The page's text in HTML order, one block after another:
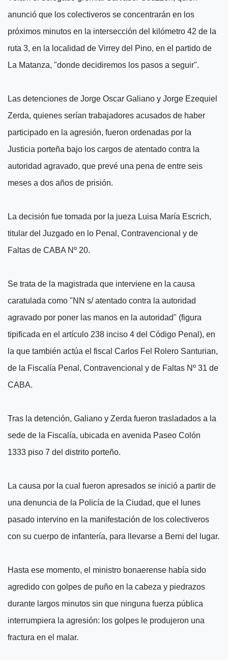
anunció que los colectiveros se concentrarán en los
próximos minutos en la intersección del kilómetro 42 de la
ruta 3, en la localidad de Virrey del Pino, en el partido de
La Matanza, "donde decidiremos los pasos a seguir".
Las detenciones de Jorge Oscar Galiano y Jorge Ezequiel
Zerda, quienes serían trabajadores acusados de haber
participado en la agresión, fueron ordenadas por la
Justicia porteña bajo los cargos de atentado contra la
autoridad agravado, que prevé una pena de entre seis
meses a dos años de prisión.
La decisión fue tomada por la jueza Luisa María Escrich,
titular del Juzgado en lo Penal, Contravencional y de
Faltas de CABA Nº 20.
Se trata de la magistrada que interviene en la causa
caratulada como "NN s/ atentado contra la autoridad
agravado por poner las manos en la autoridad" (figura
tipificada en el artículo 238 inciso 4 del Código Penal), en
la que también actúa el fiscal Carlos Fel Rolero Santurian,
de la Fiscalía Penal, Contravencional y de Faltas Nº 31 de
CABA.
Tras la detención, Galiano y Zerda fueron trasladados a la
sede de la Fiscalía, ubicada en avenida Paseo Colón
1333 piso 7 del distrito porteño.
La causa por la cual fueron apresados se inició a partir de
una denuncia de la Policía de la Ciudad, que el lunes
pasado intervino en la manifestación de los colectiveros
con su cuerpo de infantería, para llevarse a Berni del lugar.
Hasta ese momento, el ministro bonaerense había sido
agredido con golpes de puño en la cabeza y piedrazos
durante largos minutos sin que ninguna fuerza pública
interrumpiera la agresión: los golpes le produjeron una
fractura en el malar.